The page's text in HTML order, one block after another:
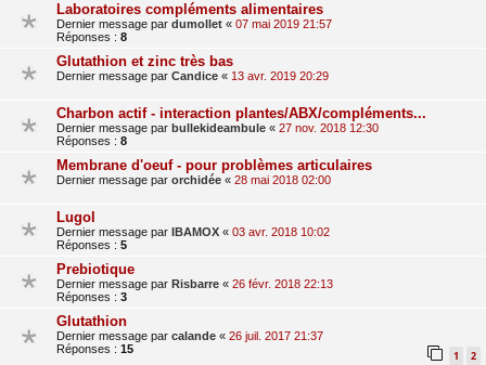
Laboratoires compléments alimentaires
Dernier message par dumollet « 07 mai 2019 21:57
Réponses : 8
Glutathion et zinc très bas
Dernier message par Candice « 13 avr. 2019 20:29
Charbon actif - interaction plantes/ABX/compléments...
Dernier message par bullekideambule « 27 nov. 2018 12:30
Réponses : 8
Membrane d'oeuf - pour problèmes articulaires
Dernier message par orchidée « 28 mai 2018 02:00
Lugol
Dernier message par IBAMOX « 03 avr. 2018 10:02
Réponses : 5
Prebiotique
Dernier message par Risbarre « 26 févr. 2018 22:13
Réponses : 3
Glutathion
Dernier message par calande « 26 juil. 2017 21:37
Réponses : 15 1 2